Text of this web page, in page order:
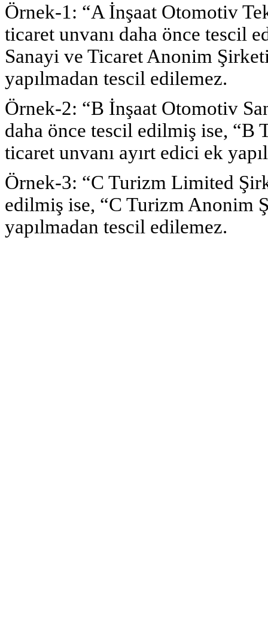
Örnek-1: “A İnşaat Otomotiv
ticaret unvanı daha önce tescil
Sanayi ve Ticaret Anonim
yapılmadan tescil edilemez.
Örnek-2: “B İnşaat Otomotiv
daha önce tescil edilmiş ise, “B
ticaret unvanı ayırt edici ek
Örnek-3: “C Turizm Limited
edilmiş ise, “C Turizm Anonim
yapılmadan tescil edilemez.